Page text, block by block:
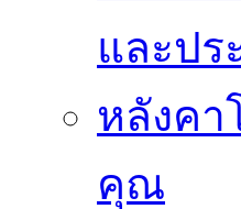
และปร
หลังคา
คุณ